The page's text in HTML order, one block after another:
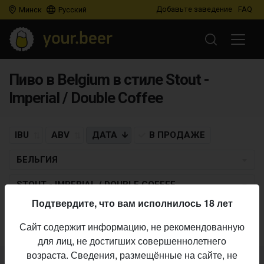
Минск Русский Добавьте заведение FAQ
Пиво в Belgium в стиле Stout -
Imperial / Double Coffee
IBU ABV ДАТА В ПРОДАЖЕ
БЕЛЬГИЯ
STOUT - IMPERIAL / DOUBLE COFFEE
Пиво по заданным критериям не найдено
Подтвердите, что вам исполнилось 18 лет
Сайт содержит информацию, не рекомендованную
для лиц, не достигших совершеннолетнего
возраста. Сведения, размещённые на сайте, не